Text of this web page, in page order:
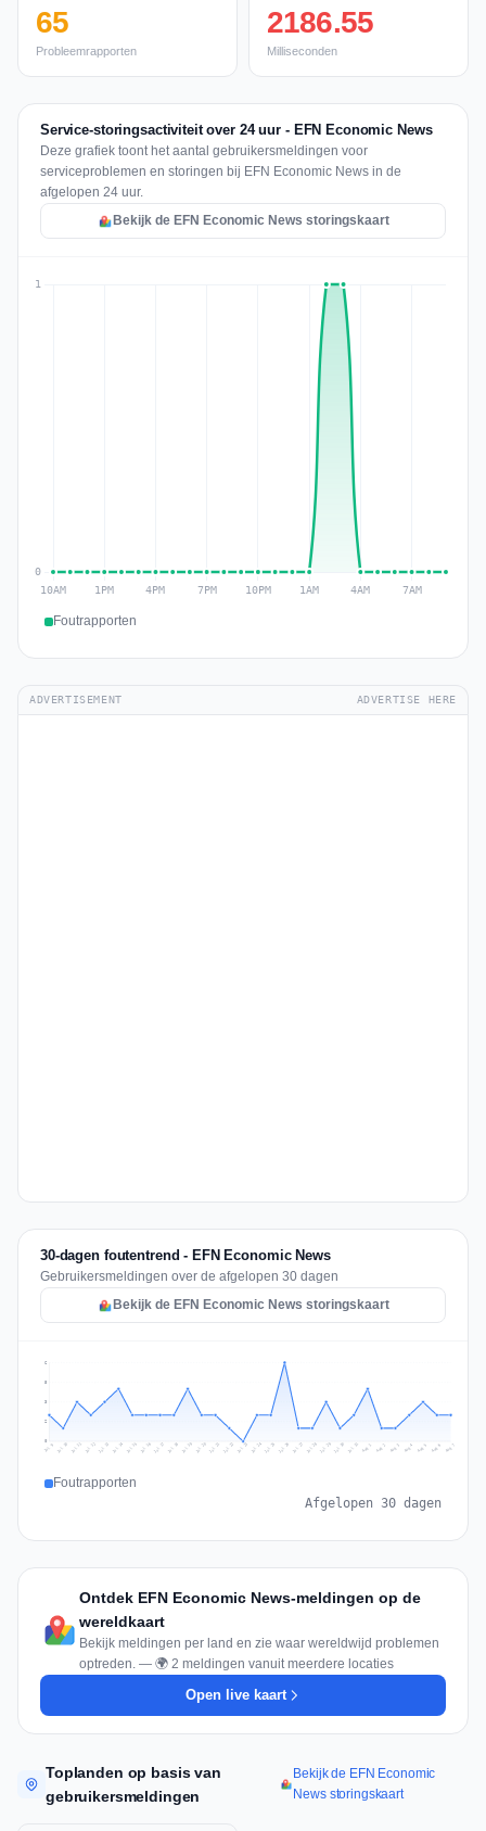
65
Probleemrapporten
2186.55
Milliseconden
Service-storingsactiviteit over 24 uur - EFN Economic News
Deze grafiek toont het aantal gebruikersmeldingen voor
serviceproblemen en storingen bij EFN Economic News in de
afgelopen 24 uur.
Bekijk de EFN Economic News storingskaart
Foutrapporten
ADVERTISEMENT ADVERTISE HERE
30-dagen foutentrend - EFN Economic News
Gebruikersmeldingen over de afgelopen 30 dagen
Bekijk de EFN Economic News storingskaart
2
3
5
6
Jul 9 Jul 10 Jul 11 Jul 12 Jul 13 Jul 14 Jul 15 Jul 16 Jul 17 Jul 18 Jul 19 Jul 20 Jul 21 Jul 22 Jul 23 Jul 24 Jul 25 Jul 26 Jul 27 Jul 28 Jul 29 Jul 30 Jul 31 Aug 1 Aug 2 Aug 3 Aug 4 Aug 5 Aug 6 Aug 7
Foutrapporten
Afgelopen 30 dagen
Ontdek EFN Economic News-meldingen op de
wereldkaart
Bekijk meldingen per land en zie waar wereldwijd problemen
optreden. — 🌍 2 meldingen vanuit meerdere locaties
Open live kaart
Toplanden op basis van
gebruikersmeldingen
Bekijk de EFN Economic
News storingskaart